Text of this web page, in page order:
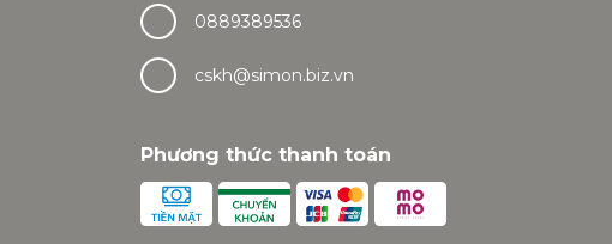
0889389536
cskh@simon.biz.vn
Phương thức thanh toán